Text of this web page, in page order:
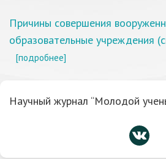
Причины совершения
образовательные учреждения
[подробнее]
Научный журнал “Молодой